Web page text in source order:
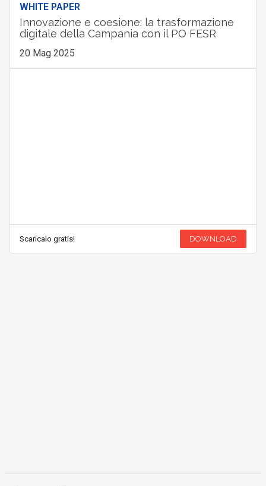
WHITE PAPER
Innovazione e coesione: la trasformazione
digitale della Campania con il PO FESR
20 Mag 2025
Scaricalo gratis! DOWNLOAD